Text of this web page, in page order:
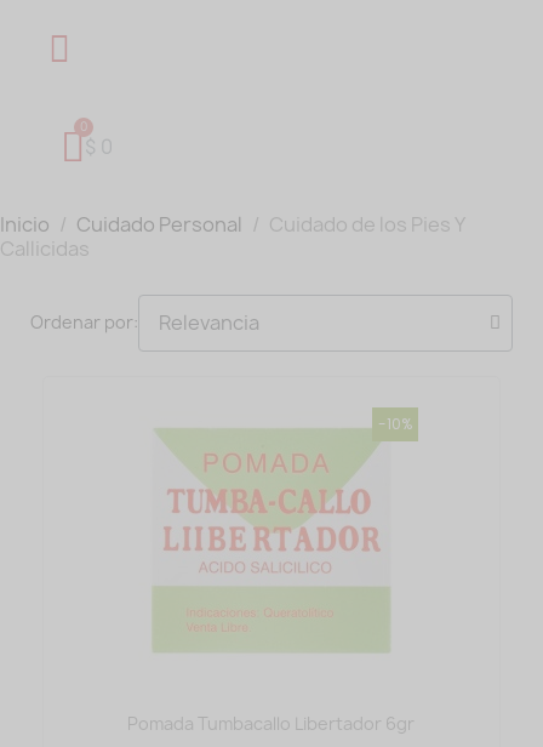
$ 0
Inicio Cuidado Personal
Cuidado de los Pies Y
Callicidas
Ordenar por:
Pomada Tumbacallo Libertador 6gr
-10%